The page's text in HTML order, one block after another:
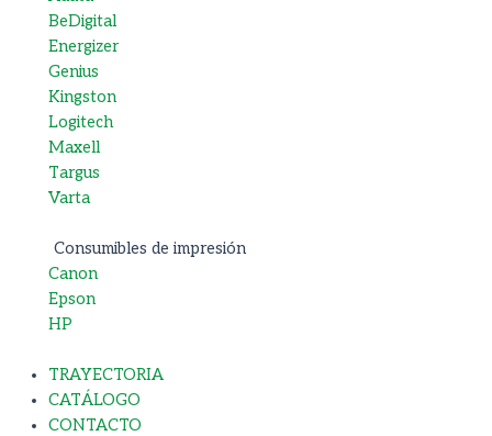
BeDigital
Energizer
Genius
Kingston
Logitech
Maxell
Targus
Varta
Consumibles de impresión
Canon
Epson
HP
TRAYECTORIA
CATÁLOGO
CONTACTO